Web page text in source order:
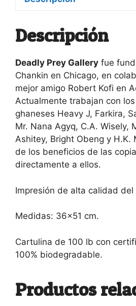
Descripción
Deadly Prey Gallery fue
Chankin en Chicago, en
mejor amigo Robert Kofi en
Actualmente trabajan con
ghaneses Heavy J, Farkira,
Mr. Nana Agyq, C.A. Wisely,
Ashitey, Bright Obeng y H.K.
de los beneficios de las
directamente a ellos.
Impresión de alta calidad
Medidas: 36×51 cm.
Cartulina de 100 lb con
100% biodegradable.
Productos